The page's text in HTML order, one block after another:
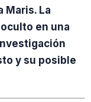
Maris. La
en una
y su posible